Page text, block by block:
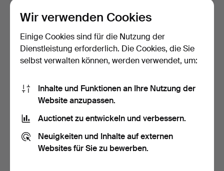
Sofa im
spätgustavianischen Stil,
19. Jahr…
Beendet 19. Aug 2022
1.010 USD
SOFA, Bürgerlicher, 19.
Beendet 12. Mai 2022
62 USD
Wir verwenden Cookies
Einige Cookies sind für die Nutzung der
Dienstleistung erforderlich. Die Cookies, die Sie
selbst verwalten können, werden verwendet, um:
Inhalte und Funktionen an Ihre Nutzung der
Website anzupassen.
Auctionet zu entwickeln und verbessern.
Neuigkeiten und Inhalte auf externen
Websites für Sie zu bewerben.